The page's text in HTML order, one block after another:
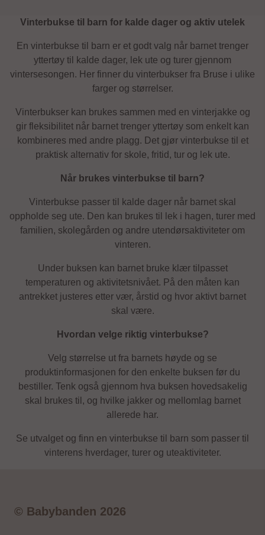
Vinterbukse til barn for kalde dager og aktiv utelek
En vinterbukse til barn er et godt valg når barnet trenger
yttertøy til kalde dager, lek ute og turer gjennom
vintersesongen. Her finner du vinterbukser fra Bruse i ulike
farger og størrelser.
Vinterbukser kan brukes sammen med en vinterjakke og
gir fleksibilitet når barnet trenger yttertøy som enkelt kan
kombineres med andre plagg. Det gjør vinterbukse til et
praktisk alternativ for skole, fritid, tur og lek ute.
Når brukes vinterbukse til barn?
Vinterbukse passer til kalde dager når barnet skal
oppholde seg ute. Den kan brukes til lek i hagen, turer med
familien, skolegården og andre utendørsaktiviteter om
vinteren.
Under buksen kan barnet bruke klær tilpasset
temperaturen og aktivitetsnivået. På den måten kan
antrekket justeres etter vær, årstid og hvor aktivt barnet
skal være.
Hvordan velge riktig vinterbukse?
Velg størrelse ut fra barnets høyde og se
produktinformasjonen for den enkelte buksen før du
bestiller. Tenk også gjennom hva buksen hovedsakelig
skal brukes til, og hvilke jakker og mellomlag barnet
allerede har.
Se utvalget og finn en vinterbukse til barn som passer til
vinterens hverdager, turer og uteaktiviteter.
© Babybanden 2026